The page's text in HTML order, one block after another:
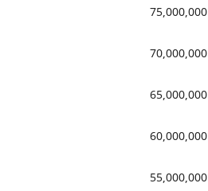
55,000,000
60,000,000
65,000,000
70,000,000
75,000,000